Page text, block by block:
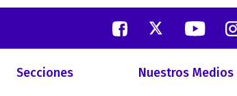
Secciones Nuestros Medios